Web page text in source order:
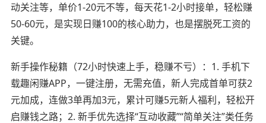
动关注等，单价1-20元不等，每天花1-2小时接单，轻松赚
50-60元，是实现日赚100的核心助力，也是摆脱死工资的
关键。
新手操作秘籍（72小时快速上手，稳赚不亏）：1. 手机下
载趣闲赚APP，一键注册，无需充值，新人完成首单可获2
元加成，连做3单再加3元，累计可赚5元新人福利，轻松开
启赚钱之路；2. 新手优先选择“互动收藏”“简单关注”类任务